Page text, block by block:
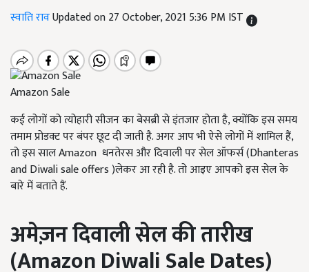
स्वाति रावUpdated on 27 October, 2021 5:36 PM IST
Amazon Sale
कई लोगों को त्योहारी सीजन का बेसब्री से इंतजार होता है, क्योंकि इस समय
तमाम प्रोडक्ट पर बंपर छूट दी जाती है. अगर आप भी ऐसे लोगों में शामिल हैं,
तो इस साल Amazon धनतेरस और दिवाली पर सेल ऑफर्स (Dhanteras
and Diwali sale offers )लेकर आ रही है. तो आइए आपको इस सेल के
बारे में बताते हैं.
अमेज़न दिवाली सेल की तारीख
(Amazon Diwali Sale Dates)